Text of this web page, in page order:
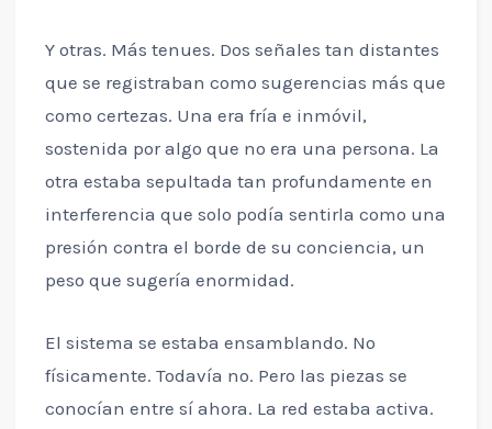
Y otras. Más tenues. Dos señales tan distantes
que se registraban como sugerencias más que
como certezas. Una era fría e inmóvil,
sostenida por algo que no era una persona. La
otra estaba sepultada tan profundamente en
interferencia que solo podía sentirla como una
presión contra el borde de su conciencia, un
peso que sugería enormidad.
El sistema se estaba ensamblando. No
físicamente. Todavía no. Pero las piezas se
conocían entre sí ahora. La red estaba activa.